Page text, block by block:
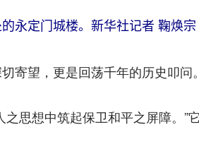
永定门城楼。新华社记者 鞠焕宗
望，更是回荡千年的历史叩问。
思想中筑起保卫和平之屏障。”